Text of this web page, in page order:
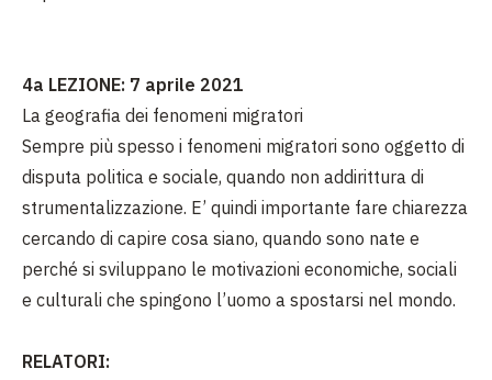
4a LEZIONE: 7 aprile 2021
La geografia dei fenomeni migratori
Sempre più spesso i fenomeni migratori sono oggetto di
disputa politica e sociale, quando non addirittura di
strumentalizzazione. E’ quindi importante fare chiarezza
cercando di capire cosa siano, quando sono nate e
perché si sviluppano le motivazioni economiche, sociali
e culturali che spingono l’uomo a spostarsi nel mondo.
RELATORI: